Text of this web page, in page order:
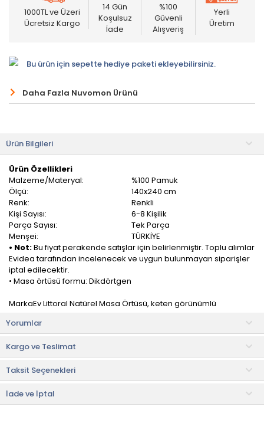
1000TL ve Üzeri
Ücretsiz Kargo
14 Gün
Koşulsuz
İade
%100
Güvenli
Alışveriş
Yerli
Üretim
Bu ürün için sepette hediye paketi ekleyebilirsiniz.
Daha Fazla Nuvomon Ürünü
Ürün Bilgileri
Ürün Özellikleri
Malzeme/Materyal:
%100 Pamuk
Ölçü:
140x240 cm
Renk:
Renkli
Kişi Sayısı:
6-8 Kişilik
Parça Sayısı:
Tek Parça
Menşei:
TÜRKİYE
• Not:Bu fiyat perakende satışlar için belirlenmiştir. Toplu alımlar
Evidea tarafından incelenecek ve uygun bulunmayan siparişler
iptal edilecektir.
• Masa örtüsü formu: Dikdörtgen
MarkaEv Littoral Natürel Masa Örtüsü, keten görünümlü
Masa örtüsü hem günlük kullanıma hemde toplu yemeklerde
kullanıma uygun tasarımdadır. 4 kenarı dikişlidir ve sökülme
yapmaz.
Leke tutmama özelliği sayesinde her zaman tertemiz bir
görünüm sunmaktadır. Ürün lekelendiğinde bekletmeden
yıkanması durumunda leke tutmaz özelliğe sahiptir.
Yorumlar
Kargo ve Teslimat
Taksit Seçenekleri
İade ve İptal